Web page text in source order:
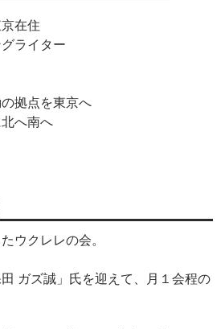
在住
ライター
拠点を東京へ
へ南へ
ウクレレの会。
ガズ誠」氏を迎えて、月１会程の